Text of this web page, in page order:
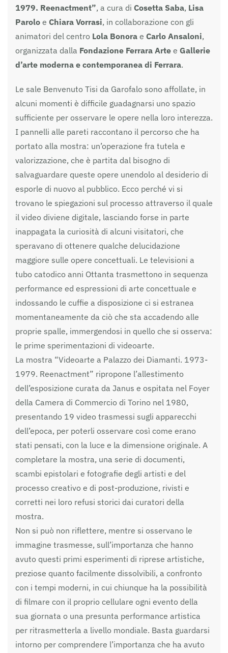
1979. Reenactment”, a cura di Cosetta Saba, Lisa
Parolo e Chiara Vorrasi, in collaborazione con gli
animatori del centro Lola Bonora e Carlo Ansaloni,
organizzata dalla Fondazione Ferrara Arte e Gallerie
d’arte moderna e contemporanea di Ferrara.
Le sale Benvenuto Tisi da Garofalo sono affollate, in
alcuni momenti è difficile guadagnarsi uno spazio
sufficiente per osservare le opere nella loro interezza.
I pannelli alle pareti raccontano il percorso che ha
portato alla mostra: un’operazione fra tutela e
valorizzazione, che è partita dal bisogno di
salvaguardare queste opere unendolo al desiderio di
esporle di nuovo al pubblico. Ecco perché vi si
trovano le spiegazioni sul processo attraverso il quale
il video diviene digitale, lasciando forse in parte
inappagata la curiosità di alcuni visitatori, che
speravano di ottenere qualche delucidazione
maggiore sulle opere concettuali. Le televisioni a
tubo catodico anni Ottanta trasmettono in sequenza
performance ed espressioni di arte concettuale e
indossando le cuffie a disposizione ci si estranea
momentaneamente da ciò che sta accadendo alle
proprie spalle, immergendosi in quello che si osserva:
le prime sperimentazioni di videoarte.
La mostra “Videoarte a Palazzo dei Diamanti. 1973-
1979. Reenactment” ripropone l’allestimento
dell’esposizione curata da Janus e ospitata nel Foyer
della Camera di Commercio di Torino nel 1980,
presentando 19 video trasmessi sugli apparecchi
dell’epoca, per poterli osservare così come erano
stati pensati, con la luce e la dimensione originale. A
completare la mostra, una serie di documenti,
scambi epistolari e fotografie degli artisti e del
processo creativo e di post-produzione, rivisti e
corretti nei loro refusi storici dai curatori della
mostra.
Non si può non riflettere, mentre si osservano le
immagine trasmesse, sull’importanza che hanno
avuto questi primi esperimenti di riprese artistiche,
preziose quanto facilmente dissolvibili, a confronto
con i tempi moderni, in cui chiunque ha la possibilità
di filmare con il proprio cellulare ogni evento della
sua giornata o una presunta performance artistica
per ritrasmetterla a livello mondiale. Basta guardarsi
intorno per comprendere l’importanza che ha avuto